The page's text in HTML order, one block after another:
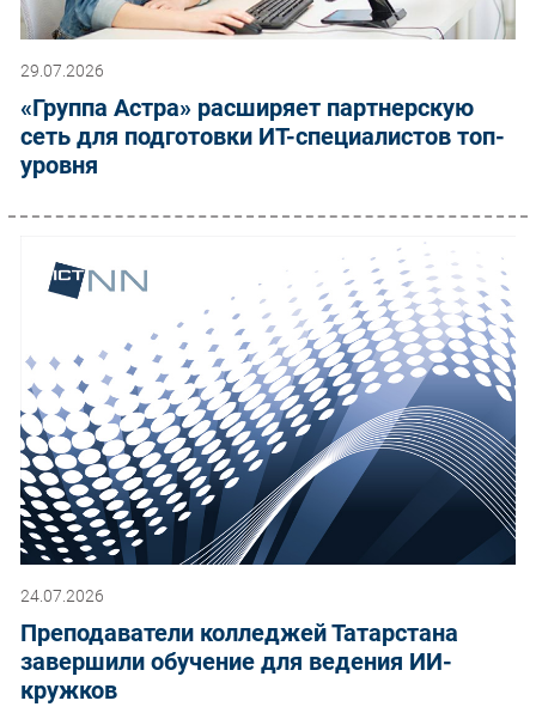
29.07.2026
«Группа Астра» расширяет партнерскую
сеть для подготовки ИТ-специалистов топ-
уровня
24.07.2026
Преподаватели колледжей Татарстана
завершили обучение для ведения ИИ-
кружков